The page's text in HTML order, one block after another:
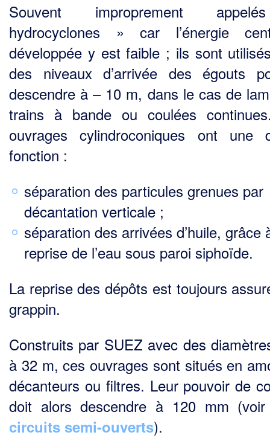
Souvent improprement
hydrocyclones » car l’énergie
développée y est faible ; ils sont
des niveaux d’arrivée des égouts
descendre à – 10 m, dans le cas de
trains à bande ou coulées
ouvrages cylindroconiques ont une
fonction :
séparation des particules grenues par
décantation verticale ;
séparation des arrivées d’huile, grâce
reprise de l’eau sous paroi siphoïde.
La reprise des dépôts est toujours
grappin.
Construits par SUEZ avec des
à 32 m, ces ouvrages sont situés en
décan­teurs ou filtres. Leur pouvoir de
doit alors descendre à 120 mm
circuits semi-ouverts).